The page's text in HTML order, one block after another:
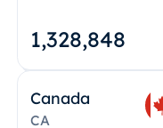
1,328,848
Canada
CA